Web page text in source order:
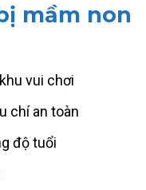
mầm non
vui chơi
chí an toàn
độ tuổi